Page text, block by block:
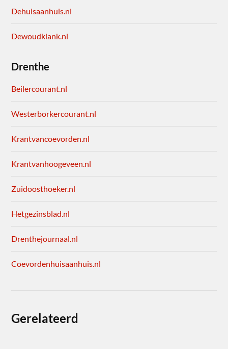
Dehuisaanhuis.nl
Dewoudklank.nl
Drenthe
Beilercourant.nl
Westerborkercourant.nl
Krantvancoevorden.nl
Krantvanhoogeveen.nl
Zuidoosthoeker.nl
Hetgezinsblad.nl
Drenthejournaal.nl
Coevordenhuisaanhuis.nl
Gerelateerd